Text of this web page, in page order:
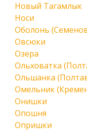
Новый Тагамлык
Носи
Оболонь
Овсюки
Озера
Ольховатка
Ольшанка
Омельник
Онишки
Опошня
Опришки